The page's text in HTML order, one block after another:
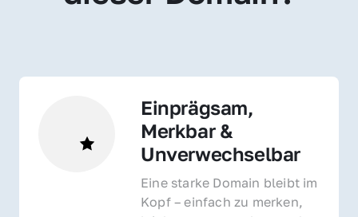
Einprägsam,
Merkbar &
Unverwechselbar
Eine starke Domain bleibt im
Kopf – einfach zu merken,